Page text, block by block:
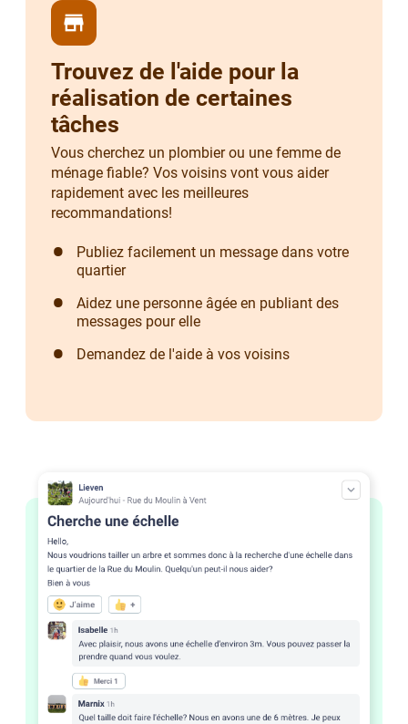
store
Trouvez de l'aide pour la
réalisation de certaines
tâches
Vous cherchez un plombier ou une femme de
ménage fiable? Vos voisins vont vous aider
rapidement avec les meilleures
recommandations!
Publiez facilement un message dans votre
quartier
Aidez une personne âgée en publiant des
messages pour elle
Demandez de l'aide à vos voisins